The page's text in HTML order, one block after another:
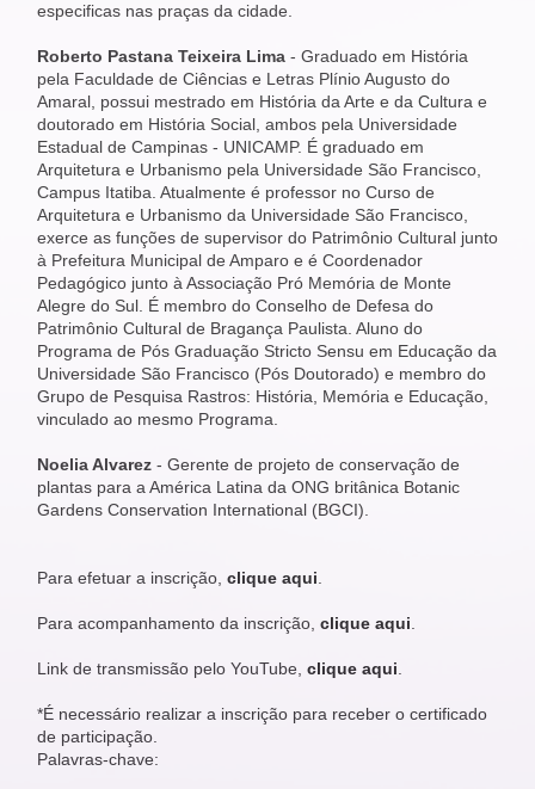
especificas nas praças da cidade.
Roberto Pastana Teixeira Lima - Graduado em História
pela Faculdade de Ciências e Letras Plínio Augusto do
Amaral, possui mestrado em História da Arte e da Cultura e
doutorado em História Social, ambos pela Universidade
Estadual de Campinas - UNICAMP. É graduado em
Arquitetura e Urbanismo pela Universidade São Francisco,
Campus Itatiba. Atualmente é professor no Curso de
Arquitetura e Urbanismo da Universidade São Francisco,
exerce as funções de supervisor do Patrimônio Cultural junto
à Prefeitura Municipal de Amparo e é Coordenador
Pedagógico junto à Associação Pró Memória de Monte
Alegre do Sul. É membro do Conselho de Defesa do
Patrimônio Cultural de Bragança Paulista. Aluno do
Programa de Pós Graduação Stricto Sensu em Educação da
Universidade São Francisco (Pós Doutorado) e membro do
Grupo de Pesquisa Rastros: História, Memória e Educação,
vinculado ao mesmo Programa.
Noelia Alvarez - Gerente de projeto de conservação de
plantas para a América Latina da ONG britânica Botanic
Gardens Conservation International (BGCI).
Para efetuar a inscrição, clique aqui.
Para acompanhamento da inscrição, clique aqui.
Link de transmissão pelo YouTube, clique aqui.
*É necessário realizar a inscrição para receber o certificado
de participação.
Palavras-chave: